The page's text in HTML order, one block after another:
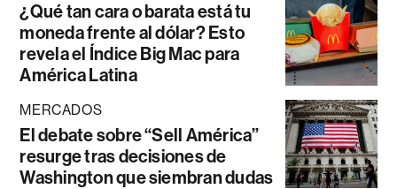
¿Qué tan cara o barata está tu
moneda frente al dólar? Esto
revela el Índice Big Mac para
América Latina
MERCADOS
El debate sobre “Sell América”
resurge tras decisiones de
Washington que siembran dudas